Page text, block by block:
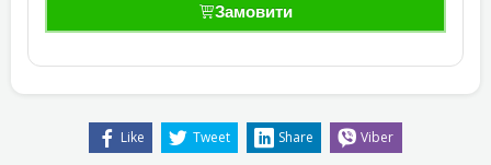
Замовити
Like Tweet Share Viber